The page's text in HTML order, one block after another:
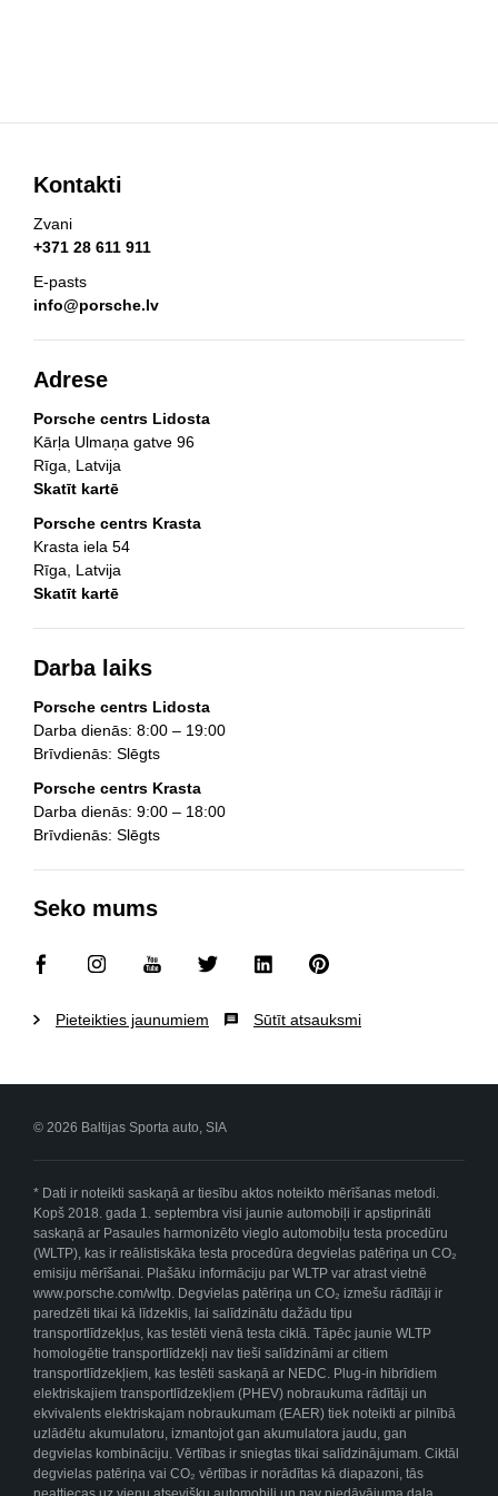
Kontakti
Zvani
+371 28 611 911
E-pasts
info@porsche.lv
Adrese
Porsche centrs Lidosta
Kārļa Ulmaņa gatve 96
Rīga, Latvija
Skatīt kartē
Porsche centrs Krasta
Krasta iela 54
Rīga, Latvija
Skatīt kartē
Darba laiks
Porsche centrs Lidosta
Darba dienās: 8:00 – 19:00
Brīvdienās: Slēgts
Porsche centrs Krasta
Darba dienās: 9:00 – 18:00
Brīvdienās: Slēgts
Seko mums
Pieteikties jaunumiem Sūtīt atsauksmi
© 2026 Baltijas Sporta auto, SIA
* Dati ir noteikti saskaņā ar tiesību aktos noteikto mērīšanas metodi.
Kopš 2018. gada 1. septembra visi jaunie automobiļi ir apstiprināti
saskaņā ar Pasaules harmonizēto vieglo automobiļu testa procedūru
(WLTP), kas ir reālistiskāka testa procedūra degvielas patēriņa un CO₂
emisiju mērīšanai. Plašāku informāciju par WLTP var atrast vietnē
www.porsche.com/wltp. Degvielas patēriņa un CO₂ izmešu rādītāji ir
paredzēti tikai kā līdzeklis, lai salīdzinātu dažādu tipu
transportlīdzekļus, kas testēti vienā testa ciklā. Tāpēc jaunie WLTP
homologētie transportlīdzekļi nav tieši salīdzināmi ar citiem
transportlīdzekļiem, kas testēti saskaņā ar NEDC. Plug-in hibrīdiem
elektriskajiem transportlīdzekļiem (PHEV) nobraukuma rādītāji un
ekvivalents elektriskajam nobraukumam (EAER) tiek noteikti ar pilnībā
uzlādētu akumulatoru, izmantojot gan akumulatora jaudu, gan
degvielas kombināciju. Vērtības ir sniegtas tikai salīdzinājumam. Ciktāl
degvielas patēriņa vai CO₂ vērtības ir norādītas kā diapazoni, tās